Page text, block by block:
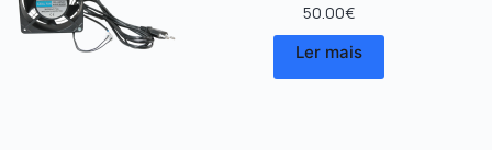
50.00€
Ler mais